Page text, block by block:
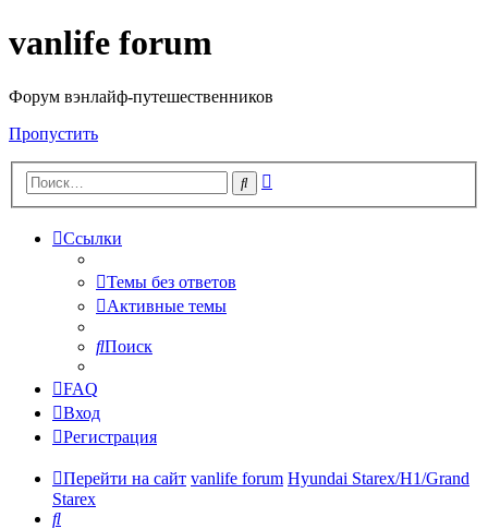
vanlife forum
Форум вэнлайф-путешественников
Пропустить
Поиск
Ссылки
Темы без ответов
Активные темы
Поиск
FAQ
Вход
Регистрация
Перейти на сайт vanlife forum Hyundai Starex/H1/Grand
Starex
Поиск